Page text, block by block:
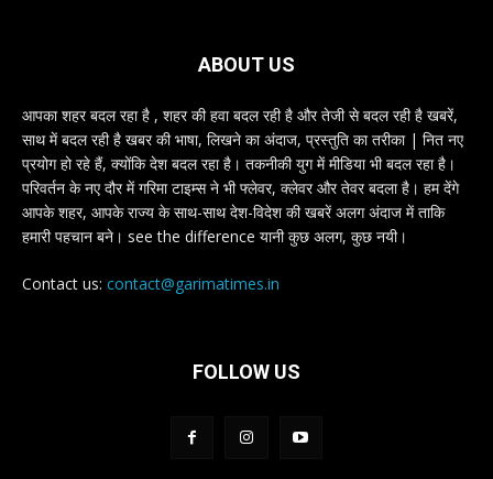
ABOUT US
आपका शहर बदल रहा है , शहर की हवा बदल रही है और तेजी से बदल रही है खबरें,
साथ में बदल रही है खबर की भाषा, लिखने का अंदाज, प्रस्तुति का तरीका | नित नए
प्रयोग हो रहे हैं, क्योंकि देश बदल रहा है। तकनीकी युग में मीडिया भी बदल रहा है।
परिवर्तन के नए दौर में गरिमा टाइम्स ने भी फ्लेवर, क्लेवर और तेवर बदला है। हम देंगे
आपके शहर, आपके राज्य के साथ-साथ देश-विदेश की खबरें अलग अंदाज में ताकि
हमारी पहचान बने। see the difference यानी कुछ अलग, कुछ नयी।
Contact us: contact@garimatimes.in
FOLLOW US